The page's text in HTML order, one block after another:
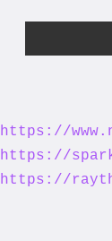
https://
https://
https://